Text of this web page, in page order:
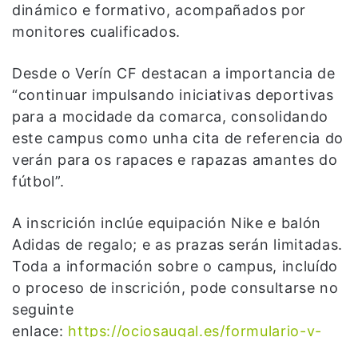
dinámico e formativo, acompañados por
monitores cualificados.
Desde o Verín CF destacan a importancia de
“continuar impulsando iniciativas deportivas
para a mocidade da comarca, consolidando
este campus como unha cita de referencia do
verán para os rapaces e rapazas amantes do
fútbol”.
A inscrición inclúe equipación Nike e balón
Adidas de regalo; e as prazas serán limitadas.
Toda a información sobre o campus, incluído
o proceso de inscrición, pode consultarse no
seguinte
enlace: https://ociosaugal.es/formulario-v-